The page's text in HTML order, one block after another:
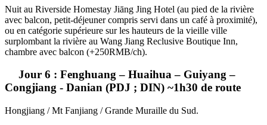
Nuit au Riverside Homestay Jiāng Jing Hotel (au pied de la rivière
avec balcon, petit-déjeuner compris servi dans un café à proximité),
ou en catégorie supérieure sur les hauteurs de la vieille ville
surplombant la rivière au Wang Jiang Reclusive Boutique Inn,
chambre avec balcon (+250RMB/ch).
Jour 6 : Fenghuang – Huaihua – Guiyang –
Congjiang - Danian (PDJ ; DIN) ~1h30 de route
Hongjiang / Mt Fanjiang / Grande Muraille du Sud.